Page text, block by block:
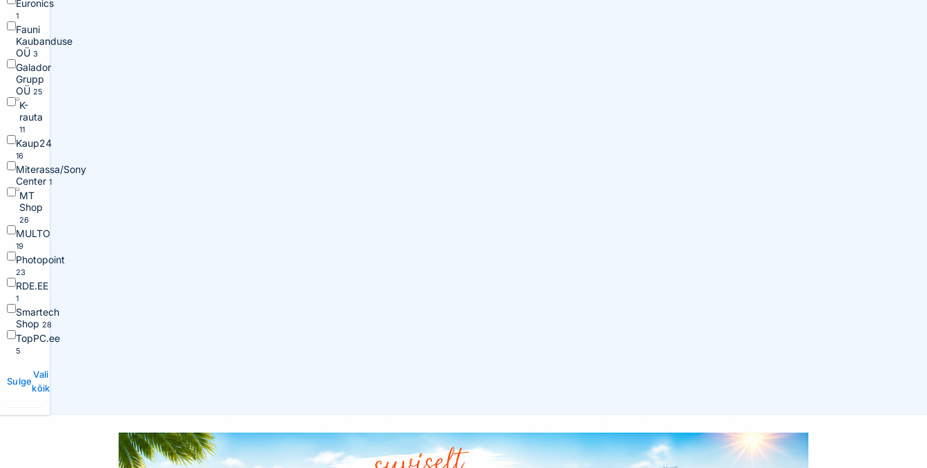
Euronics
1
Fauni
Kaubanduse
OÜ 3
Galador
Grupp
OÜ 25
K-
rauta
11
Kaup24
16
Miterassa/Sony
Center 1
MT
Shop
26
MULTO
19
Photopoint
23
RDE.EE
1
Smartech
Shop 28
TopPC.ee
5
Sulge
Vali
kõik